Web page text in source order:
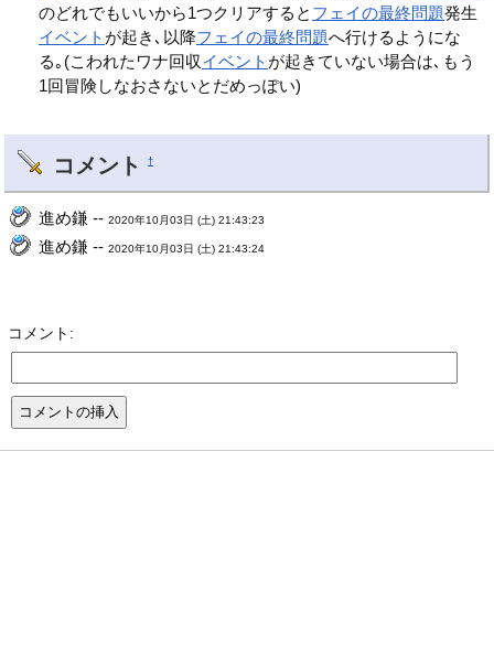
のどれでもいいから1つクリアすると フェイの最終問題発生
イベント が起き､以降フェイの最終問題へ行けるようにな
る｡(こわれたワナ回収イベント が起きていない場合は､もう
1回冒険しなおさないとだめっぽい)
コメント †
進め鎌 --2020年10月03日 (土) 21:43:23
進め鎌 --2020年10月03日 (土) 21:43:24
コメント: